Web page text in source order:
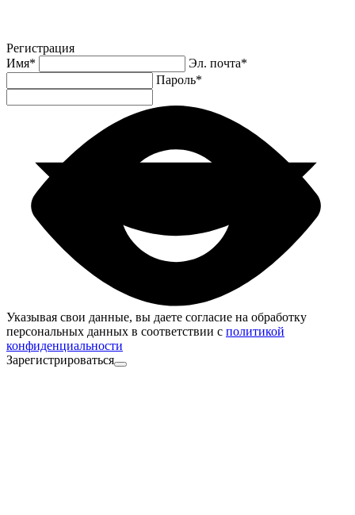
Регистрация
Имя* Эл. почта*
Пароль*
Указывая свои данные, вы даете согласие на обработку
персональных данных в соответствии с политикой
конфиденциальности
Зарегистрироваться